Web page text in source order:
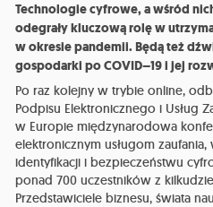
Technologie cyfrowe, a wśród
odegrały kluczową rolę w
w okresie pandemii. Będą też
gospodarki po COVID–19 i jej
Po raz kolejny w trybie online,
Podpisu Elektronicznego i Usług
w Europie międzynarodowa
elektronicznym usługom
identyfikacji i bezpieczeństwu
ponad 700 uczestników z
Przedstawiciele biznesu, świata